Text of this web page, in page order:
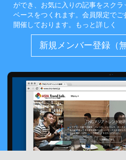
ができ、お気に入りの記事をスク
ベースをつくれます。会員限定で
開催しております。
もっと詳しく
新規メンバー登録（